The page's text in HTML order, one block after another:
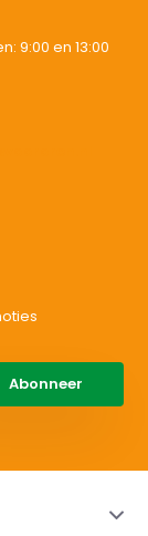
9:00 en 13:00
Abonneer